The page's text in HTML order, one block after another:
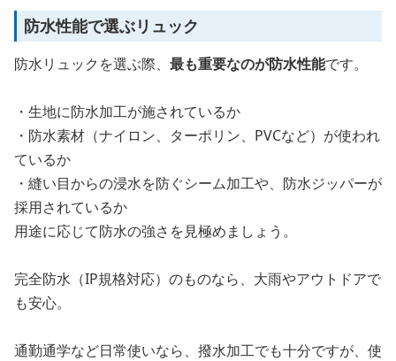
防水性能で選ぶリュック
防水リュックを選ぶ際、 最も重要なのが防水性能です。
・生地に防水加工が施されているか
・防水素材（ナイロン、ターポリン、PVCなど）が使われ
ているか
・縫い目からの浸水を防ぐシーム加工や、防水ジッパーが
採用されているか
用途に応じて防水の強さを見極めましょう。
完全防水（IP規格対応）のものなら、大雨やアウトドアで
も安心。
通勤通学など日常使いなら、撥水加工でも十分ですが、使